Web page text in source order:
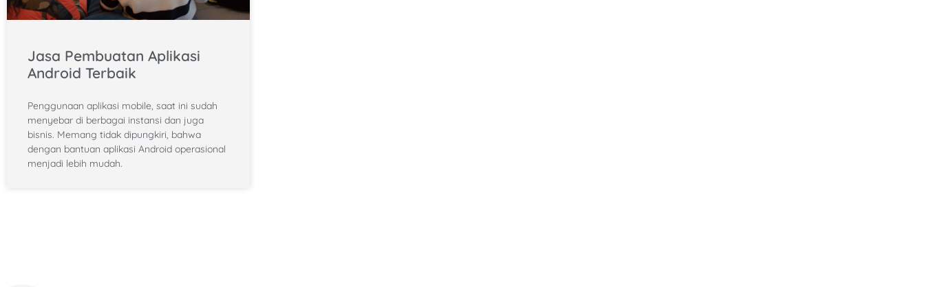
Jasa Pembuatan Aplikasi
Android Terbaik
Penggunaan aplikasi mobile, saat ini sudah
menyebar di berbagai instansi dan juga
bisnis. Memang tidak dipungkiri, bahwa
dengan bantuan aplikasi Android operasional
menjadi lebih mudah.